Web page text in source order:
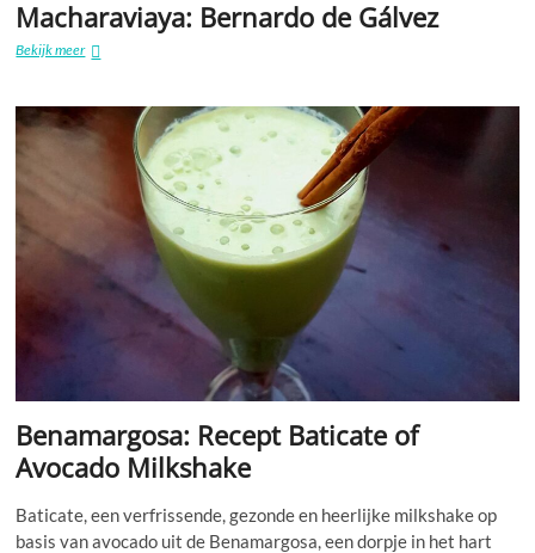
Macharaviaya: Bernardo de Gálvez
Bekijk meerMacharaviaya:
Gálvez
Benamargosa: Recept Baticate of
Avocado Milkshake
Baticate, een verfrissende, gezonde en heerlijke milkshake op
basis van avocado uit de Benamargosa, een dorpje in het hart